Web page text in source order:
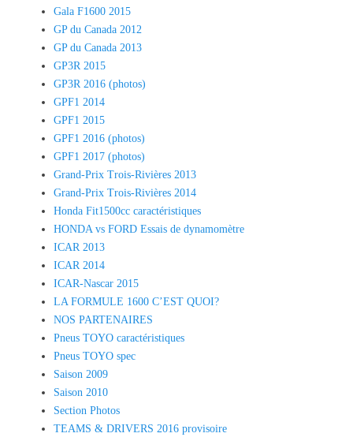
Gala F1600 2015
GP du Canada 2012
GP du Canada 2013
GP3R 2015
GP3R 2016 (photos)
GPF1 2014
GPF1 2015
GPF1 2016 (photos)
GPF1 2017 (photos)
Grand-Prix Trois-Rivières 2013
Grand-Prix Trois-Rivières 2014
Honda Fit1500cc caractéristiques
HONDA vs FORD Essais de dynamomètre
ICAR 2013
ICAR 2014
ICAR-Nascar 2015
LA FORMULE 1600 C’EST QUOI?
NOS PARTENAIRES
Pneus TOYO caractéristiques
Pneus TOYO spec
Saison 2009
Saison 2010
Section Photos
TEAMS & DRIVERS 2016 provisoire